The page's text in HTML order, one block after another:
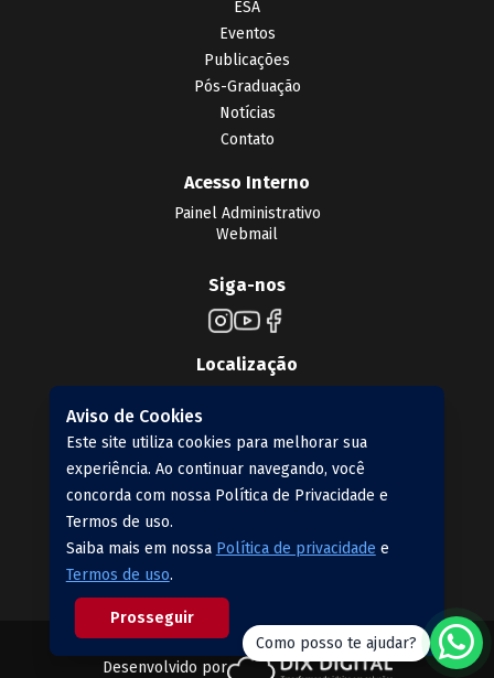
Como posso te ajudar?
Aviso de Cookies
Este site utiliza cookies para melhorar sua
experiência. Ao continuar navegando, você
concorda com nossa Política de Privacidade e
Termos de uso.
Saiba mais em nossa Política de privacidade e
Termos de uso.
Prosseguir
ESA
Eventos
Publicações
Pós-Graduação
Notícias
Contato
Acesso Interno
Painel Administrativo
Webmail
Siga-nos
Localização
Contato
CNPJ: 25.086.752/0001-48
V.01.01.03
Desenvolvido por